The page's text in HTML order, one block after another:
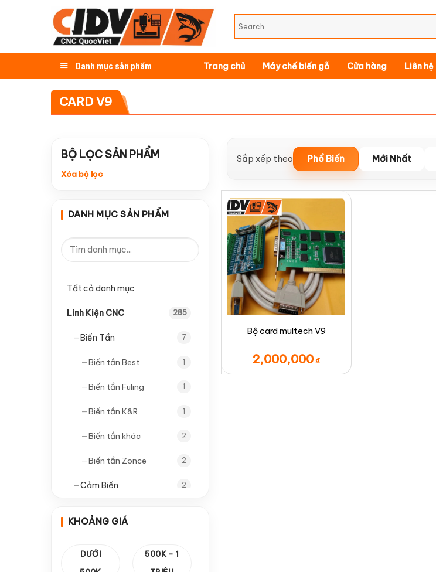
Danh mục sản phẩm Trang chủ Máy chế biến gỗ Cửa hàng Liên hệ
CARD V9
BỘ LỌC SẢN PHẨM
Xóa bộ lọc
DANH MỤC SẢN PHẨM
Tất cả danh mục
Linh Kiện CNC 285
—Biến Tần 7
—Biến tần Best 1
—Biến tần Fuling 1
—Biến tần K&R 1
—Biến tần khác 2
—Biến tần Zonce 2
—Cảm Biến 2
Thanh răng & Hộp Số
KHOẢNG GIÁ
DƯỚI
500K - 1
Sắp xếp theo Phổ Biến Mới Nhất
Bộ card multech V9
2,000,000₫